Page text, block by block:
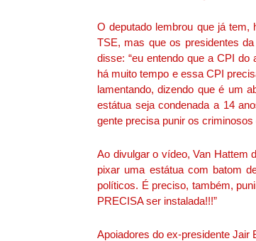
O deputado lembrou que já
TSE, mas que os presidentes
disse: “eu entendo que a CPI do
há muito tempo e essa CPI
lamentando, dizendo que é um
estátua seja condenada a 14
gente precisa punir os
Ao divulgar o vídeo, Van Hattem
pixar uma estátua com batom
políticos. É preciso, também,
PRECISA ser instalada!!!”
Apoiadores do ex-presidente Jair